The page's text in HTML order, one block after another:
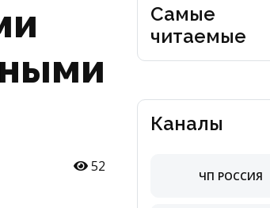
52
Самые
читаемые
Каналы
ЧП РОССИЯ